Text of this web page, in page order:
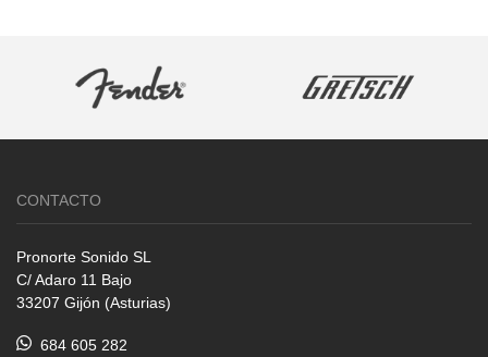
CONTACTO
Pronorte Sonido SL
C/ Adaro 11 Bajo
33207 Gijón (Asturias)
684 605 282